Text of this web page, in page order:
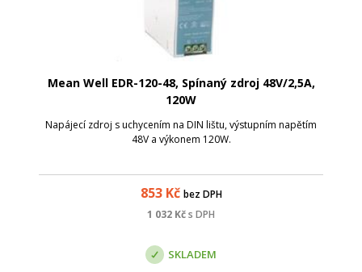
Mean Well EDR-120-48, Spínaný zdroj 48V/2,5A,
120W
Napájecí zdroj s uchycením na DIN lištu, výstupním napětím
48V a výkonem 120W.
853Kč bez DPH
1 032 Kčs DPH
SKLADEM